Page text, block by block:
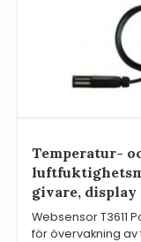
Temperatur-
givare, display
Websensor T3611
för övervakning